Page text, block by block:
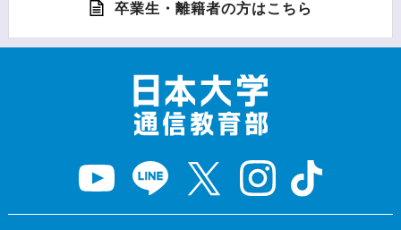
卒業生・離籍者の方はこちら